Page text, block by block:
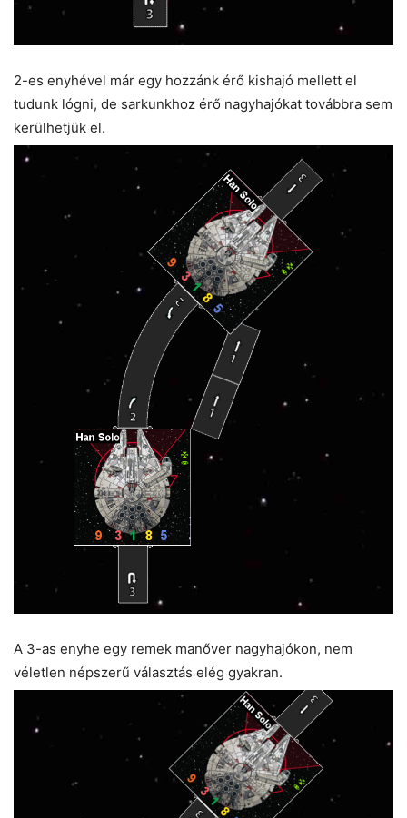
2-es enyhével már egy hozzánk érő kishajó mellett el
tudunk lógni, de sarkunkhoz érő nagyhajókat továbbra sem
kerülhetjük el.
A 3-as enyhe egy remek manőver nagyhajókon, nem
véletlen népszerű választás elég gyakran.